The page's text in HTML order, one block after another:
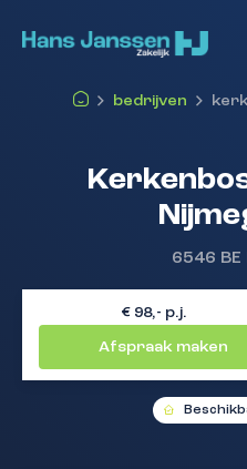
bedrijven
6546 BE
€ 98,- p.j.
Afspraak maken